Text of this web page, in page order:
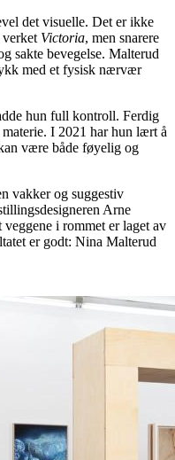
det visuelle. Det er ikke
Victoria, men snarere
sakte bevegelse. Malterud
med et fysisk nærvær
hun full kontroll. Ferdig
I 2021 har hun lært å
være både føyelig og
vakker og suggestiv
Arne
i rommet er laget av
er godt: Nina Malterud